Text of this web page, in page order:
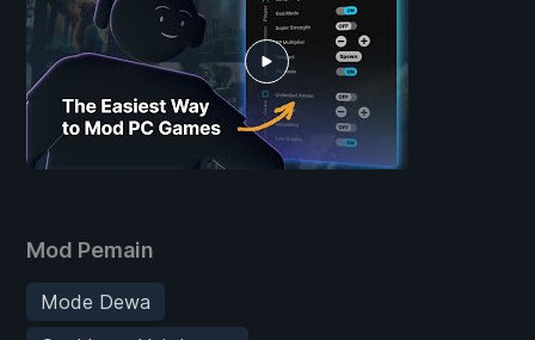
Mod Pemain
Mode Dewa